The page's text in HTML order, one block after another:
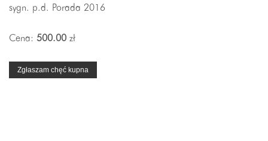
sygn. p.d. Porada 2016
Cena: 500.00 zł
Zgłaszam chęć kupna